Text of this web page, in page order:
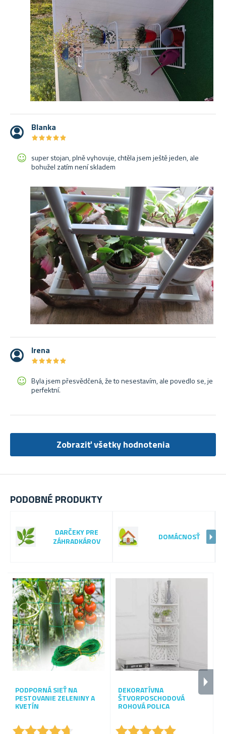
PODOBNÉ PRODUKTY
DARČEKY PRE
ZÁHRADKÁROV
DOMÁCNOSŤ
PODPORNÁ SIEŤ NA
PESTOVANIE ZELENINY A
KVETÍN
DEKORATÍVNA
ŠTVORPOSCHODOVÁ
ROHOVÁ POLICA
Blanka
★★★★★
★★★★★
super stojan, plně vyhovuje, chtěla jsem ještě jeden, ale
bohužel zatím není skladem
Irena
★★★★★
★★★★★
Byla jsem přesvědčená, že to nesestavím, ale povedlo se, je
perfektní.
Zobraziť všetky hodnotenia